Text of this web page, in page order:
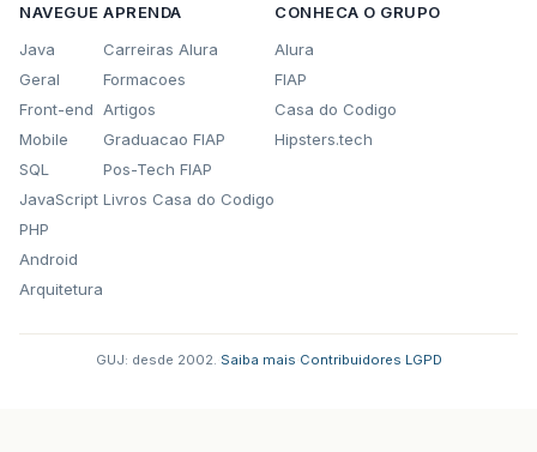
NAVEGUE
Java
Geral
Front-end
Mobile
SQL
JavaScript
PHP
Android
Arquitetura
APRENDA
Carreiras Alura
Formacoes
Artigos
Graduacao FIAP
Pos-Tech FIAP
Livros Casa do Codigo
CONHECA O GRUPO
Alura
FIAP
Casa do Codigo
Hipsters.tech
GUJ: desde 2002. Saiba mais Contribuidores LGPD